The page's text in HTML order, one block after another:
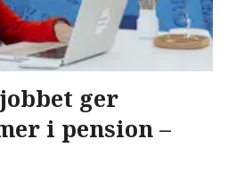
ger
i pension –